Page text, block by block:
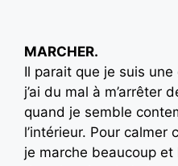
MARCHER.
Il parait que je suis une
j’ai du mal à m’arrêter
quand je semble
l’intérieur. Pour
je marche beaucoup et